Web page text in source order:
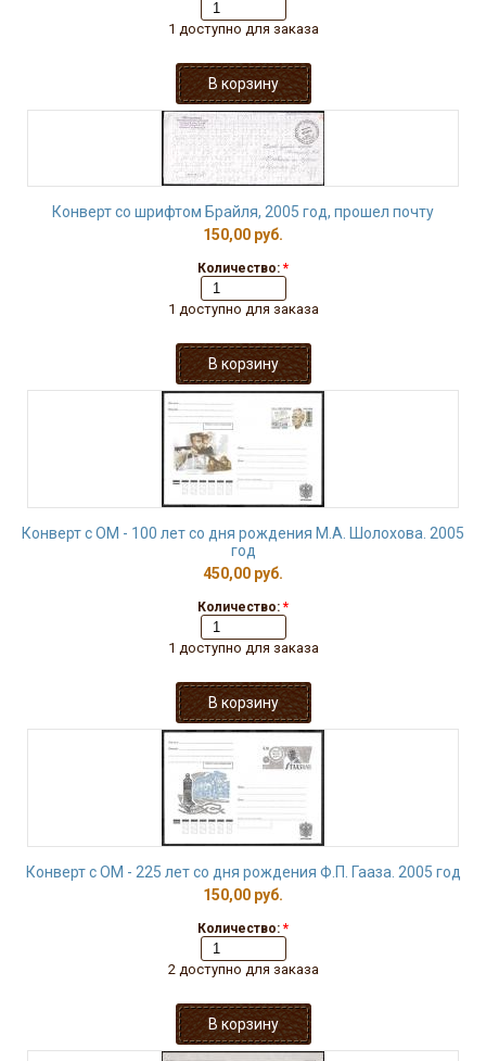
1 доступно для заказа
Конверт со шрифтом Брайля, 2005 год, прошел почту
150,00 руб.
Количество: *
1 доступно для заказа
Конверт с ОМ - 100 лет со дня рождения М.А. Шолохова. 2005
год
450,00 руб.
Количество: *
1 доступно для заказа
Конверт с ОМ - 225 лет со дня рождения Ф.П. Гааза. 2005 год
150,00 руб.
Количество: *
2 доступно для заказа